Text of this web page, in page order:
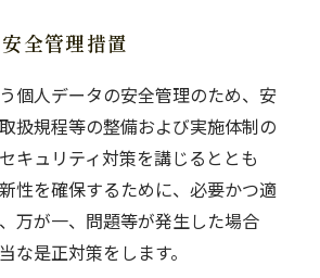
全管理措置
個人データの安全管理のため、安
扱規程等の整備および実施体制の
キュリティ対策を講じるととも
性を確保するために、必要かつ適
万が一、問題等が発生した場合
な是正対策をします。